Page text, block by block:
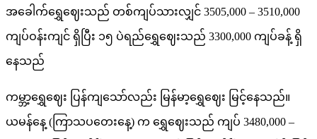
အခေါက်ရွှေဈေးသည် တစ်ကျပ်သားလျှင် 3505,000 – 3510,000
ကျပ်ဝန်းကျင် ရှိပြီး ၁၅ ပဲရည်ရွှေဈေးသည် 3300,000 ကျပ်ခန့် ရှိ
နေသည်
ကမ္ဘာ့ရွှေဈေး ပြန်ကျသော်လည်း မြန်မာ့ရွှေဈေး မြင့်နေသည်။
ယမန်နေ့ (ကြာသပတေးနေ့) က ရွှေဈေးသည် ကျပ် 3480,000 –